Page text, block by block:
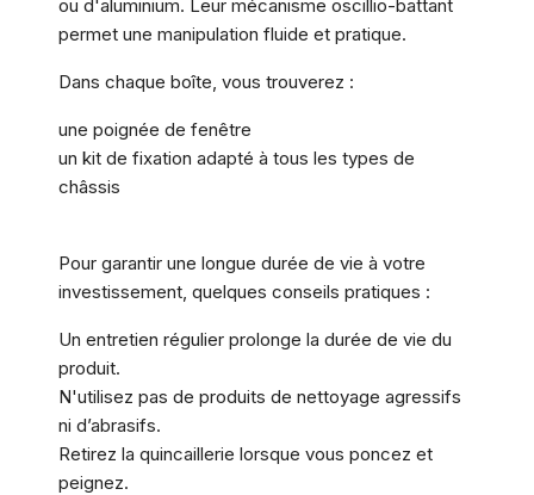
ou d'aluminium. Leur mécanisme oscillio-battant
permet une manipulation fluide et pratique.
Dans chaque boîte, vous trouverez :
une poignée de fenêtre
un kit de fixation adapté à tous les types de
châssis
Pour garantir une longue durée de vie à votre
investissement, quelques conseils pratiques :
Un entretien régulier prolonge la durée de vie du
produit.
N'utilisez pas de produits de nettoyage agressifs
ni d’abrasifs.
Retirez la quincaillerie lorsque vous poncez et
peignez.